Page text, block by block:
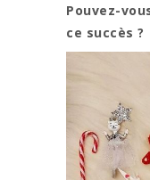
Pouvez-
ce succès ?